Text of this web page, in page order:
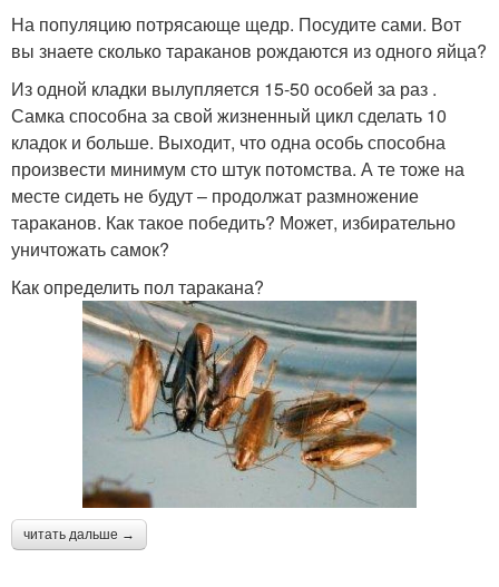
На популяцию потрясающе щедр. Посудите сами. Вот
вы знаете сколько тараканов рождаются из одного яйца?
Из одной кладки вылупляется 15-50 особей за раз .
Самка способна за свой жизненный цикл сделать 10
кладок и больше. Выходит, что одна особь способна
произвести минимум сто штук потомства. А те тоже на
месте сидеть не будут – продолжат размножение
тараканов. Как такое победить? Может, избирательно
уничтожать самок?
Как определить пол таракана?
читать дальше →